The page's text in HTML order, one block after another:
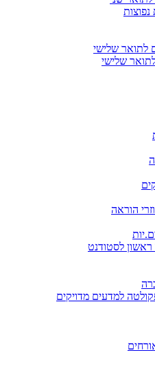
לתואר שלישי
שלישי
הוראה
ראשון לסטודנט
למדעים מדויקים